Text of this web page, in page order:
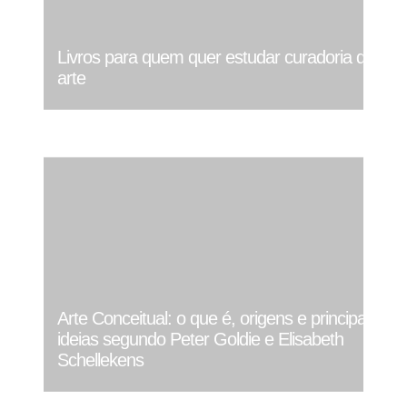
Livros para quem quer estudar curadoria de
arte
Arte Conceitual: o que é, origens e principais
ideias segundo Peter Goldie e Elisabeth
Schellekens